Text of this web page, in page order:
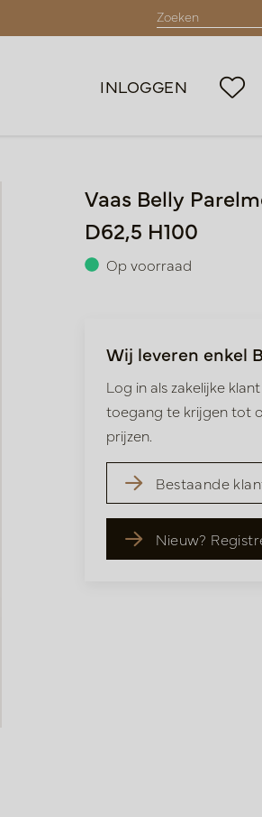
INLOGGEN
Vaas Belly
D62,5 H100
Op voorraad
Wij leveren enkel
Log in als zakelijke
toegang te krijgen tot
prijzen.
Bestaande
Nieuw?